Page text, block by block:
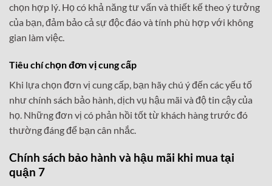
chọn hợp lý. Họ có khả năng tư vấn và thiết kế theo ý tưởng
của bạn, đảm bảo cả sự độc đáo và tính phù hợp với không
gian làm việc.
Tiêu chí chọn đơn vị cung cấp
Khi lựa chọn đơn vị cung cấp, bạn hãy chú ý đến các yếu tố
như chính sách bảo hành, dịch vụ hậu mãi và độ tin cậy của
họ. Những đơn vị có phản hồi tốt từ khách hàng trước đó
thường đáng để bạn cân nhắc.
Chính sách bảo hành và hậu mãi khi mua tại
quận 7